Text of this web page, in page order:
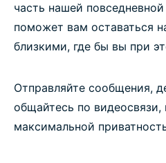
часть нашей
поможет вам оставаться
близкими, где бы вы при
Отправляйте сообщения,
общайтесь по
максимальной